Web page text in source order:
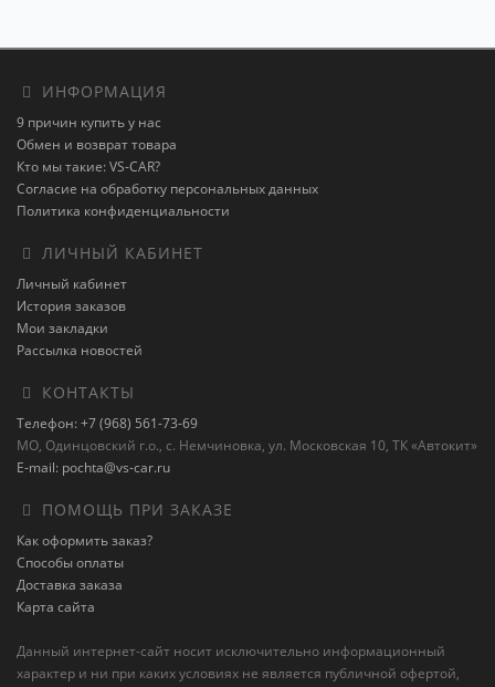
ИНФОРМАЦИЯ
9 причин купить у нас
Обмен и возврат товара
Кто мы такие: VS-CAR?
Согласие на обработку персональных данных
Политика конфиденциальности
ЛИЧНЫЙ КАБИНЕТ
Личный кабинет
История заказов
Мои закладки
Рассылка новостей
КОНТАКТЫ
Телефон: +7 (968) 561-73-69
МО, Одинцовский г.о., с. Немчиновка, ул. Московская 10, ТК «Автокит»
E-mail: pochta@vs-car.ru
ПОМОЩЬ ПРИ ЗАКАЗЕ
Как оформить заказ?
Способы оплаты
Доставка заказа
Карта сайта
Данный интернет-сайт носит исключительно информационный
характер и ни при каких условиях не является публичной офертой,